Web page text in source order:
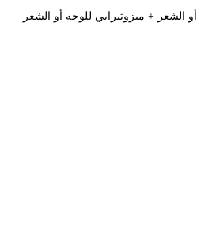
+ ميزوثيرابي للوجه أو الشعر